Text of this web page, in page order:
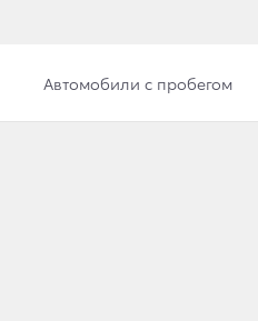
Автомобили с пробегом